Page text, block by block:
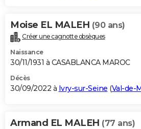
Moise EL MALEH (90 ans)
Créer une cagnotte obsèques
Naissance
30/11/1931 à CASABLANCA MAROC
Décès
30/09/2022 à Ivry-sur-Seine (Val-de-
Armand EL MALEH (77 ans)